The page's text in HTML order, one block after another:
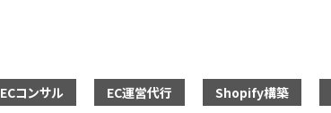
ECコンサル EC運営代行 Shopify構築